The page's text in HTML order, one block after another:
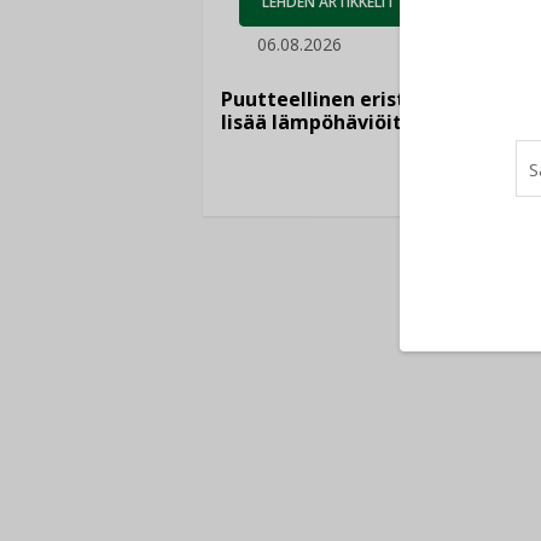
06.08.2026
Puutteellinen eristys
lisää lämpöhäviöitä